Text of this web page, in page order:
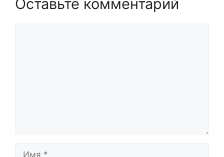
Оставьте комментарий
Имя